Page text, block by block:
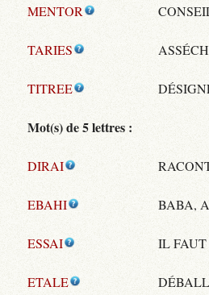
MENTOR
TARIES
TITREE
Mot(s) de 5 lettres :
DIRAI
EBAHI BABA,
ESSAI IL
ETALE